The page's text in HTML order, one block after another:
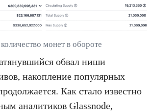
монет в обороте
обвал ниши
накопление популярных
Как стало известно
аналитиков Glassnode,